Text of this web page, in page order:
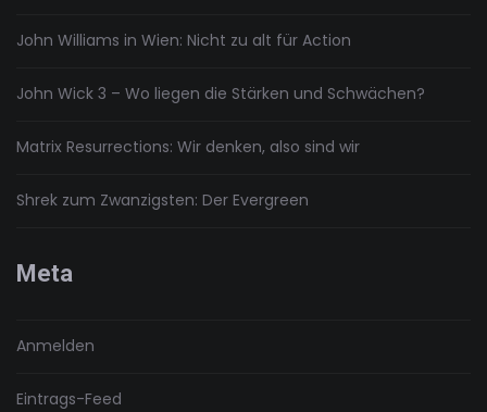
John Williams in Wien: Nicht zu alt für Action
John Wick 3 – Wo liegen die Stärken und Schwächen?
Matrix Resurrections: Wir denken, also sind wir
Shrek zum Zwanzigsten: Der Evergreen
Meta
Anmelden
Eintrags-Feed